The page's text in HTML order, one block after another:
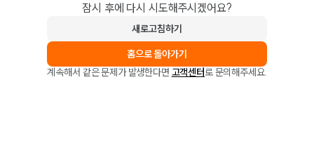
잠시 후에 다시 시도해주시겠어요?
새로고침하기
홈으로 돌아가기
계속해서 같은 문제가 발생한다면 고객센터로 문의해주세요.